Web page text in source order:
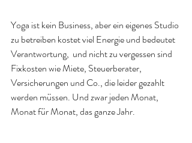
Yoga ist kein Business, aber ein eigenes Studio
zu betreiben kostet viel Energie und bedeutet
Verantwortung,  und nicht zu vergessen sind
Fixkosten wie Miete, Steuerberater,
Versicherungen und Co., die leider gezahlt
werden müssen. Und zwar jeden Monat,
Monat für Monat, das ganze Jahr.